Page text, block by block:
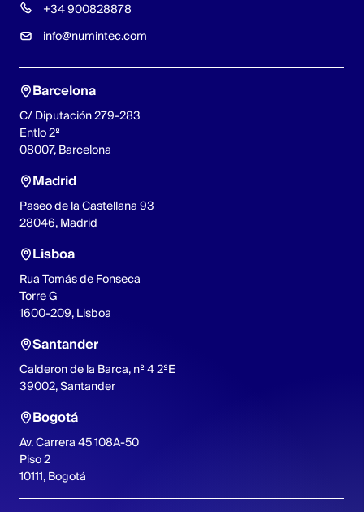
+34 900828878
info@numintec.com
Barcelona
C/ Diputación 279-283
Entlo 2º
08007, Barcelona
Madrid
Paseo de la Castellana 93
28046, Madrid
Lisboa
Rua Tomás de Fonseca
Torre G
1600-209, Lisboa
Santander
Calderon de la Barca, nº 4 2ºE
39002, Santander
Bogotá
Av. Carrera 45 108A-50
Piso 2
10111, Bogotá